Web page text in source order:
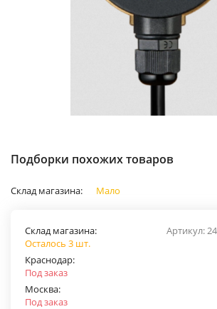
Подборки похожих товаров
Склад магазина: Мало
Артикул:
Склад магазина:
Осталось 3 шт.
Краснодар:
Под заказ
Москва:
Под заказ